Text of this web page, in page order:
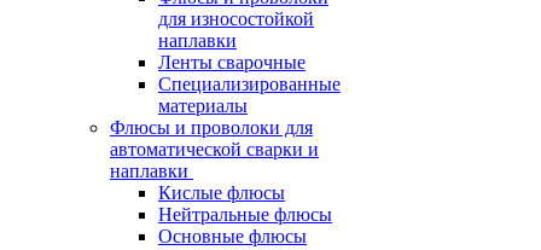
для износостойкой
наплавки
Ленты сварочные
Специализированные
материалы
Флюсы и проволоки для
автоматической сварки и
наплавки
Кислые флюсы
Нейтральные флюсы
Основные флюсы